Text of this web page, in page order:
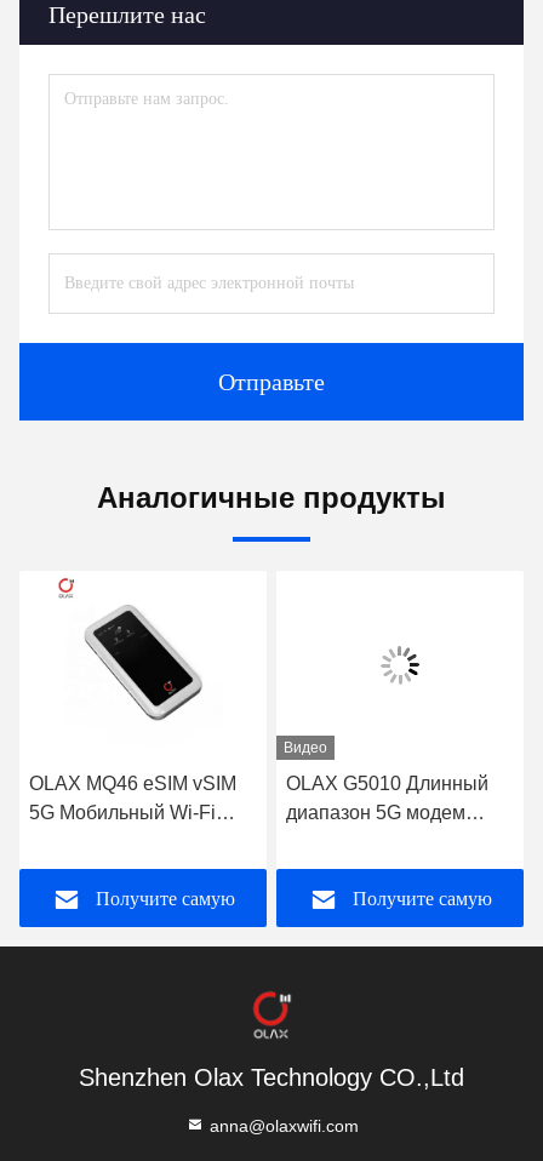
Перешлите нас
Отправьте
Аналогичные продукты
OLAX MQ46 eSIM vSIM
5G Мобильный Wi-Fi
маршрутизатора
портативные MIFI 5G
LTE беспроводный
Получите самую
Видео
OLAX G5010 Длинный
диапазон 5G модем
маршрутизатор
Мобильный WiFi6
Беспроводная точка
слотом для SIM-карты
Получите самую
Shenzhen Olax Technology CO.,Ltd
anna@olaxwifi.com